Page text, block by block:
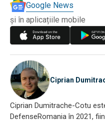
Google News
și în aplicațiile mobile
Ciprian
Ciprian Dumitrache-Cotu
DefenseRomania în 2021,